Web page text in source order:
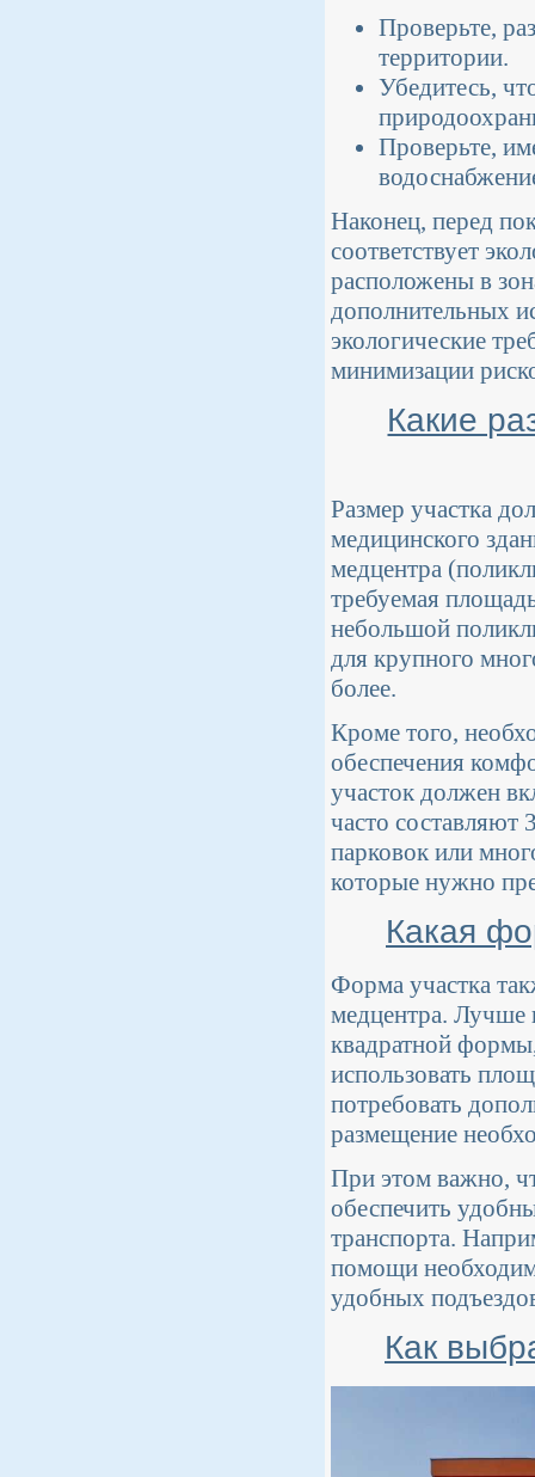
Проверьте,
территории.
Убедитесь,
Проверьте,
Наконец, перед
соответствует
расположены в
дополнительных
экологические
минимизации
Какие
Размер участка
медицинского
медцентра
требуемая
небольшой
для крупного
более.
Кроме того,
обеспечения
участок должен
часто
парковок или
которые нужно
Какая
Форма участка
медцентра. Лучше
квадратной
использовать
потребовать
размещение
При этом важно,
обеспечить
транспорта.
помощи
удобных
Как